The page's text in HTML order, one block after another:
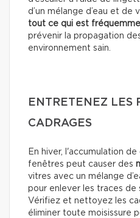
d’un mélange d’eau et
tout ce qui est
prévenir la propagation
environnement sain.
ENTRETENEZ LES
CADRAGES
En hiver, l'accumulation
fenêtres peut causer des
vitres avec un mélange
pour enlever les traces de
Vérifiez et nettoyez les
éliminer toute moisissure